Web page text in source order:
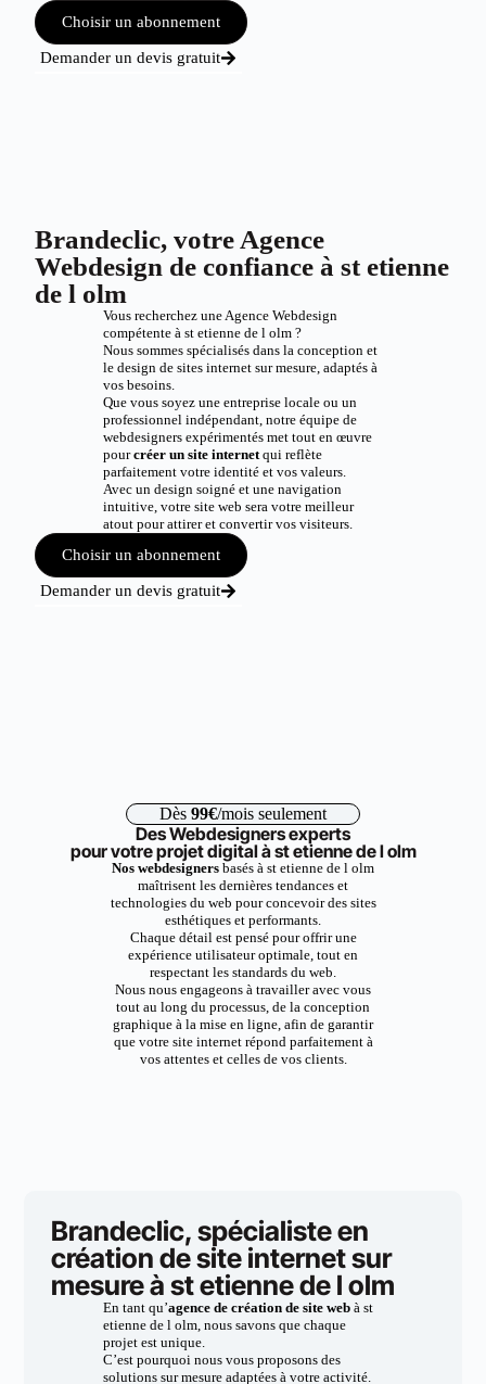
Choisir un abonnement
Demander un devis gratuit
Brandeclic, votre Agence
Webdesign de confiance à st etienne
de l olm
Vous recherchez une Agence Webdesign
compétente à st etienne de l olm ?
Nous sommes spécialisés dans la conception et
le design de sites internet sur mesure, adaptés à
vos besoins.
Que vous soyez une entreprise locale ou un
professionnel indépendant, notre équipe de
webdesigners expérimentés met tout en œuvre
pourcréer un site internetqui reflète
parfaitement votre identité et vos valeurs.
Avec un design soigné et une navigation
intuitive, votre site web sera votre meilleur
atout pour attirer et convertir vos visiteurs.
Choisir un abonnement
Demander un devis gratuit
Dès 99€/mois seulement
Des Webdesigners experts
pour votre projet digital à st etienne de l olm
Nos webdesigners basés à st etienne de l olm
maîtrisent les dernières tendances et
technologies du web pour concevoir des sites
esthétiques et performants.
Chaque détail est pensé pour offrir une
expérience utilisateur optimale, tout en
respectant les standards du web.
Nous nous engageons à travailler avec vous
tout au long du processus, de la conception
graphique à la mise en ligne, afin de garantir
que votre site internet répond parfaitement à
vos attentes et celles de vos clients.
Brandeclic, spécialiste en
création de site internet sur
mesure à st etienne de l olm
En tant qu’agence de création de site webà st
etienne de l olm, nous savons que chaque
projet est unique.
C’est pourquoi nous vous proposons des
solutions sur mesure adaptées à votre activité.